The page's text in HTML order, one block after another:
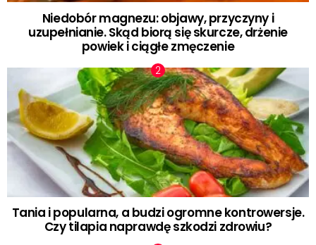
Niedobór magnezu: objawy, przyczyny i
uzupełnianie. Skąd biorą się skurcze, drżenie
powiek i ciągłe zmęczenie
Tania i popularna, a budzi ogromne kontrowersje.
Czy tilapia naprawdę szkodzi zdrowiu?